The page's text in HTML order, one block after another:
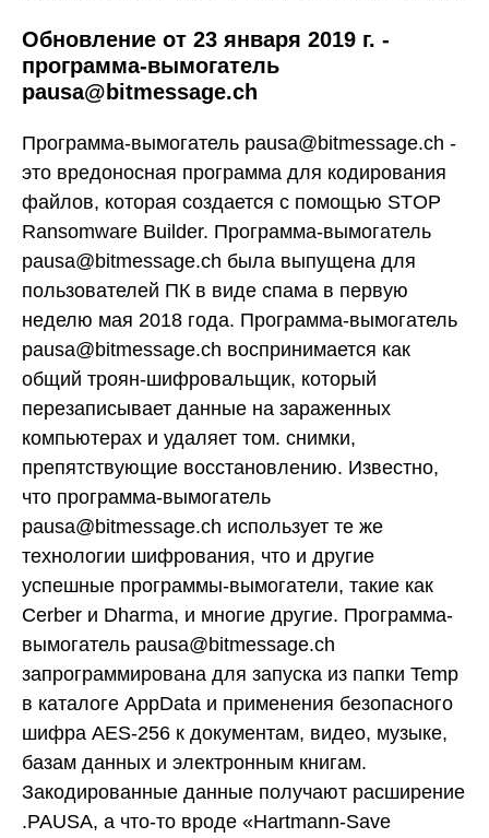
Обновление от 23 января 2019 г. -
программа-вымогатель
pausa@bitmessage.ch
Программа-вымогатель pausa@bitmessage.ch -
это вредоносная программа для кодирования
файлов, которая создается с помощью STOP
Ransomware Builder. Программа-вымогатель
pausa@bitmessage.ch была выпущена для
пользователей ПК в виде спама в первую
неделю мая 2018 года. Программа-вымогатель
pausa@bitmessage.ch воспринимается как
общий троян-шифровальщик, который
перезаписывает данные на зараженных
компьютерах и удаляет том. снимки,
препятствующие восстановлению. Известно,
что программа-вымогатель
pausa@bitmessage.ch использует те же
технологии шифрования, что и другие
успешные программы-вымогатели, такие как
Cerber и Dharma, и многие другие. Программа-
вымогатель pausa@bitmessage.ch
запрограммирована для запуска из папки Temp
в каталоге AppData и применения безопасного
шифра AES-256 к документам, видео, музыке,
базам данных и электронным книгам.
Закодированные данные получают расширение
.PAUSA, а что-то вроде «Hartmann-Save